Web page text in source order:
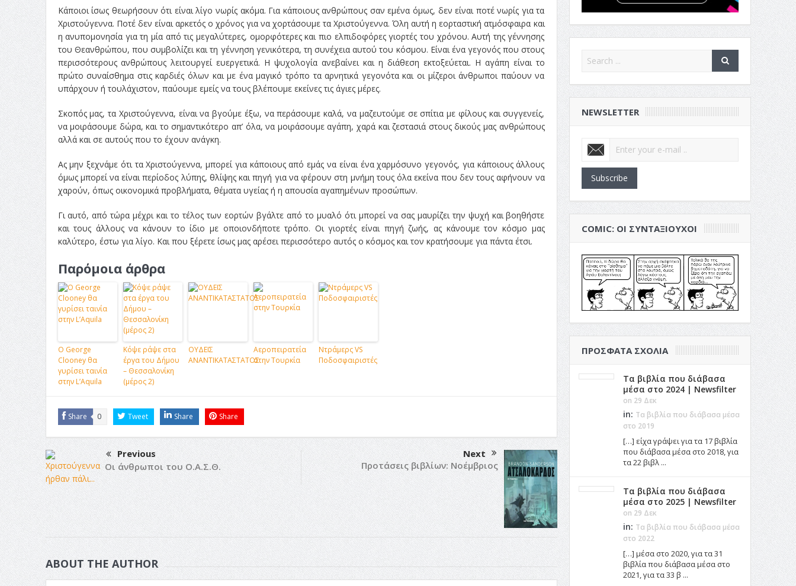
Κάποιοι ίσως θεωρήσουν ότι είναι λίγο νωρίς ακόμα. Για κάποιους ανθρώπους σαν εμένα όμως, δεν είναι ποτέ νωρίς για τα
Χριστούγεννα. Ποτέ δεν είναι αρκετός ο χρόνος για να χορτάσουμε τα Χριστούγεννα. Όλη αυτή η εορταστική ατμόσφαιρα και
η ανυπομονησία για τη μία από τις μεγαλύτερες, ομορφότερες και πιο ελπιδοφόρες γιορτές του χρόνου. Αυτή της γέννησης
του Θεανθρώπου, που συμβολίζει και τη γέννηση γενικότερα, τη συνέχεια αυτού του κόσμου. Είναι ένα γεγονός που στους
περισσότερους ανθρώπους λειτουργεί ευεργετικά. Η ψυχολογία ανεβαίνει και η διάθεση εκτοξεύεται. Η αγάπη είναι το
πρώτο συναίσθημα στις καρδιές όλων και με ένα μαγικό τρόπο τα αρνητικά γεγονότα και οι μίζεροι άνθρωποι παύουν να
υπάρχουν ή τουλάχιστον, παύουμε εμείς να τους βλέπουμε εκείνες τις άγιες μέρες.
Σκοπός μας, τα Χριστούγεννα, είναι να βγούμε έξω, να περάσουμε καλά, να μαζευτούμε σε σπίτια με φίλους και συγγενείς,
να μοιράσουμε δώρα, και το σημαντικότερο απ’ όλα, να μοιράσουμε αγάπη, χαρά και ζεστασιά στους δικούς μας ανθρώπους
αλλά και σε αυτούς που το έχουν ανάγκη.
Ας μην ξεχνάμε ότι τα Χριστούγεννα, μπορεί για κάποιους από εμάς να είναι ένα χαρμόσυνο γεγονός, για κάποιους άλλους
όμως μπορεί να είναι περίοδος λύπης, θλίψης και πηγή για να φέρουν στη μνήμη τους όλα εκείνα που δεν τους αφήνουν να
χαρούν, όπως οικονομικά προβλήματα, θέματα υγείας ή η απουσία αγαπημένων προσώπων.
Γι αυτό, από τώρα μέχρι και το τέλος των εορτών βγάλτε από το μυαλό ότι μπορεί να σας μαυρίζει την ψυχή και βοηθήστε
και τους άλλους να κάνουν το ίδιο με οποιονδήποτε τρόπο. Οι γιορτές είναι πηγή ζωής, ας κάνουμε τον κόσμο μας
καλύτερο, έστω για λίγο. Και που ξέρετε ίσως μας αρέσει περισσότερο αυτός ο κόσμος και τον κρατήσουμε για πάντα έτσι.
Παρόμοια άρθρα
Ο George
Clooney θα
γυρίσει ταινία
στην L’Aquila
Κόψε ράψε στα
έργα του Δήμου
– Θεσσαλονίκη
(μέρος 2)
ΟΥΔΕΙΣ
ΑΝΑΝΤΙΚΑΤΑΣΤΑΤΟΣ
Αεροπειρατεία
στην Τουρκία
Ντράμερς VS
Ποδοσφαιριστές
Share 0 Tweet Share Share
Previous
Οι άνθρωποι του Ο.Α.Σ.Θ.
Next
Προτάσεις βιβλίων: Νοέμβριος
ABOUT THE AUTHOR
NEWSLETTER
Subscribe
COMIC: ΟΙ ΣΥΝΤΑΞΙΟΎΧΟΙ
ΠΡΌΣΦΑΤΑ ΣΧΌΛΙΑ
Τα βιβλία που διάβασα
μέσα στο 2024 | Newsfilter
on 29 Δεκ
in: Τα βιβλία που διάβασα μέσα
στο 2019
[…] είχα γράψει για τα 17 βιβλία
που διάβασα μέσα στο 2018, για
τα 22 βιβλ ...
Τα βιβλία που διάβασα
μέσα στο 2025 | Newsfilter
on 29 Δεκ
in: Τα βιβλία που διάβασα μέσα
στο 2022
[…] μέσα στο 2020, για τα 31
βιβλία που διάβασα μέσα στο
2021, για τα 33 β ...